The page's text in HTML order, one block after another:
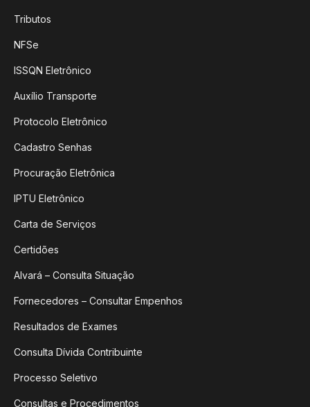
Tributos
NFSe
ISSQN Eletrônico
Auxílio Transporte
Protocolo Eletrônico
Cadastro Senhas
Procuração Eletrônica
IPTU Eletrônico
Carta de Serviços
Certidões
Alvará – Consulta Situação
Fornecedores – Consultar Empenhos
Resultados de Exames
Consulta Dívida Contribuinte
Processo Seletivo
Consultas e Procedimentos